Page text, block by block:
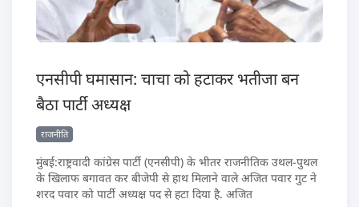
एनसीपी घमासान: चाचा को हटाकर भतीजा बन
बैठा पार्टी अध्यक्ष
राजनीति
मुंबई:राष्ट्रवादी कांग्रेस पार्टी (एनसीपी) के भीतर राजनीतिक उथल-पुथल
के खिलाफ बगावत कर बीजेपी से हाथ मिलाने वाले अजित पवार गुट ने
शरद पवार को पार्टी अध्यक्ष पद से हटा दिया है. अजित